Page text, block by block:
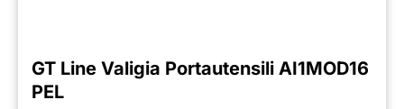
GT Line Valigia Portautensili AI1MOD16
PEL